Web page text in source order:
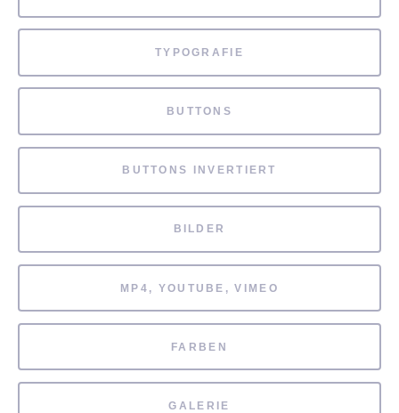
TYPOGRAFIE
BUTTONS
BUTTONS INVERTIERT
BILDER
MP4, YOUTUBE, VIMEO
FARBEN
GALERIE